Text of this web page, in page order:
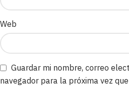
Web
Guardar mi nombre, correo
navegador para la próxima vez